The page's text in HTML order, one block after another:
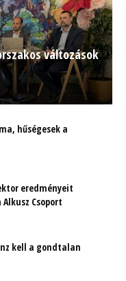
változások
hűségesek a
eredményeit
Csoport
kell a gondtalan